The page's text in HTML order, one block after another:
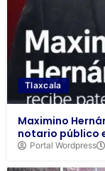
Tlaxcala
Maximino
notario público
Portal Wordpress